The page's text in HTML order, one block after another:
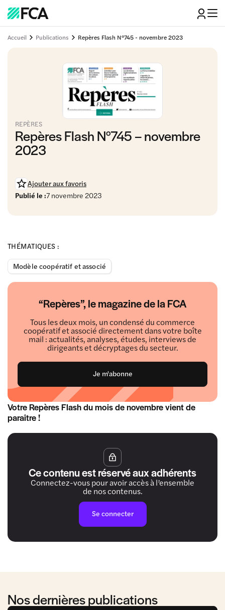
Accueil Publications Repères Flash N°745 - novembre 2023
REPÈRES
Repères Flash N°745 – novembre
2023
Ajouter aux favoris
Publié le :7 novembre 2023
THÉMATIQUES :
Modèle coopératif et associé
“Repères”, le magazine de la FCA
Tous les deux mois, un condensé du commerce
coopératif et associé directement dans votre boîte
mail : actualités, analyses, études, interviews de
dirigeants et décryptages du secteur.
Je m'abonne
Votre Repères Flash du mois de novembre vient de
paraître !
Ce contenu est réservé aux adhérents
Connectez-vous pour avoir accès à l’ensemble
de nos contenus.
Se connecter
Nos dernières publications